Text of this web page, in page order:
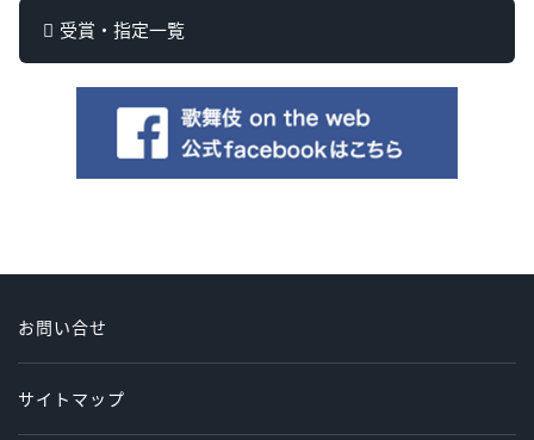
受賞・指定一覧
お問い合せ
サイトマップ